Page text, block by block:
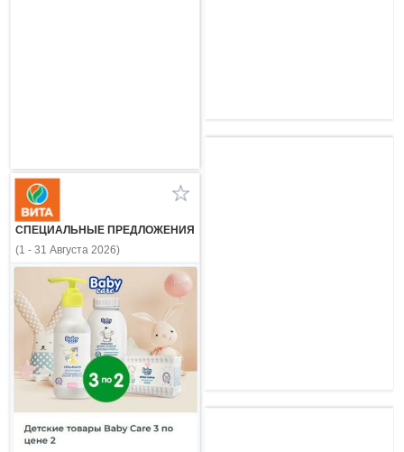
СПЕЦИАЛЬНЫЕ ПРЕДЛОЖЕНИЯ
(1 - 31 Августа 2026)